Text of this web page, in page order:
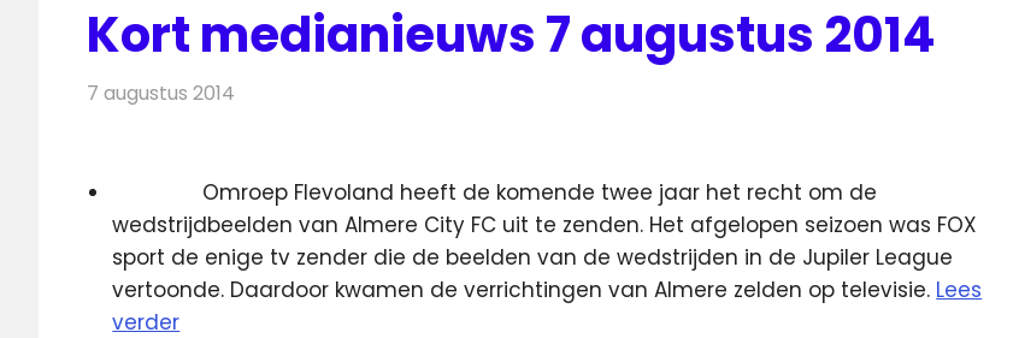
Kort medianieuws 7 augustus 2014
7 augustus 2014
Omroep Flevoland heeft de komende twee jaar het recht om de
wedstrijdbeelden van Almere City FC uit te zenden. Het afgelopen seizoen was FOX
sport de enige tv zender die de beelden van de wedstrijden in de Jupiler League
vertoonde. Daardoor kwamen de verrichtingen van Almere zelden op televisie. Lees
verder